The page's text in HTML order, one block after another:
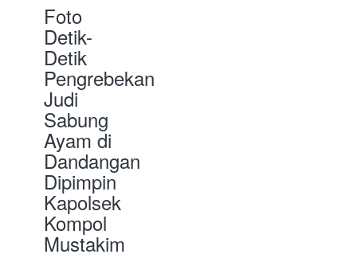
Foto
Detik-
Detik
Pengrebekan
Judi
Sabung
Ayam di
Dandangan
Dipimpin
Kapolsek
Kompol
Mustakim